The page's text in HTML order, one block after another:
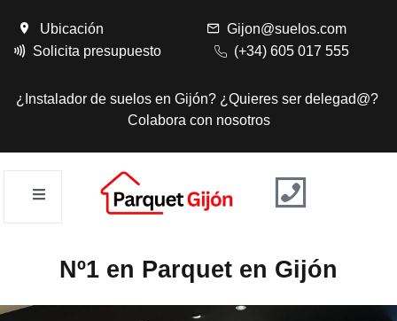
Ubicación
Gijon@suelos.com
Solicita presupuesto
(+34) 605 017 555
¿Instalador de suelos en Gijón? ¿Quieres ser delegad@?
Colabora con nosotros
Nº1 en Parquet en Gijón